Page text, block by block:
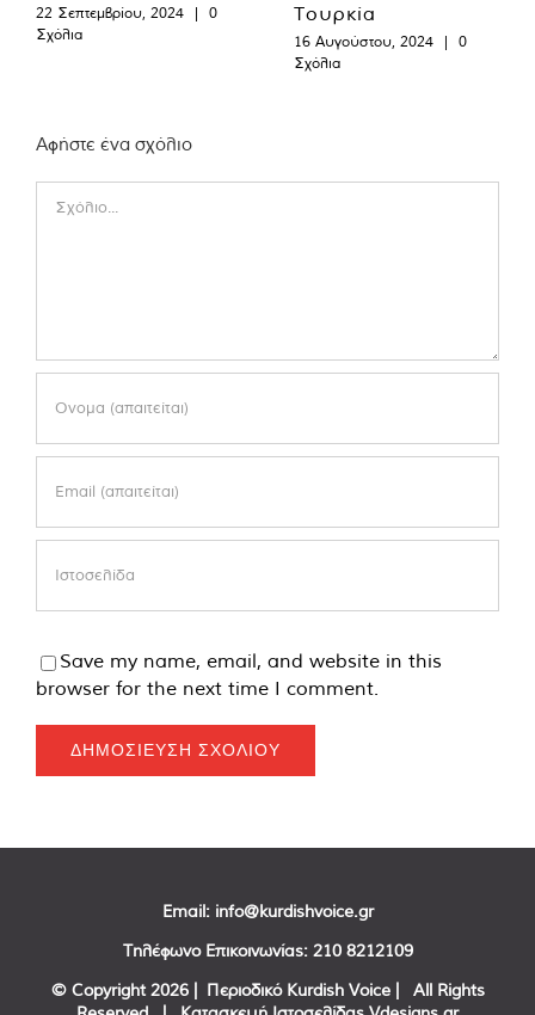
22 Σεπτεμβρίου, 2024 |
0
Σχόλια
Τουρκία
16 Αυγούστου, 2024 |
0
Σχόλια
Αφήστε ένα σχόλιο
Save my name, email, and website in this
browser for the next time I comment.
Email: info@kurdishvoice.gr
Τηλέφωνο Επικοινωνίας: 210 8212109
© Copyright 2026 | Περιοδικό Kurdish Voice | All Rights